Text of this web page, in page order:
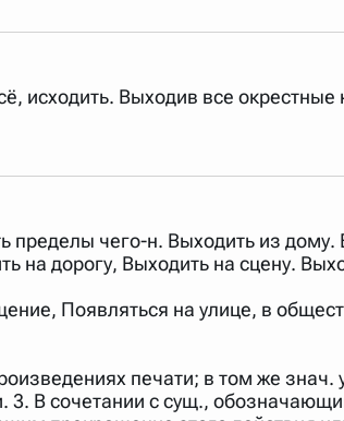
исходить. Выходив все окрестные
чего-н. Выходить из
на дорогу, Выходить на сцену.
Появляться на улице, в
печати; в том же
В сочетании с сущ.,